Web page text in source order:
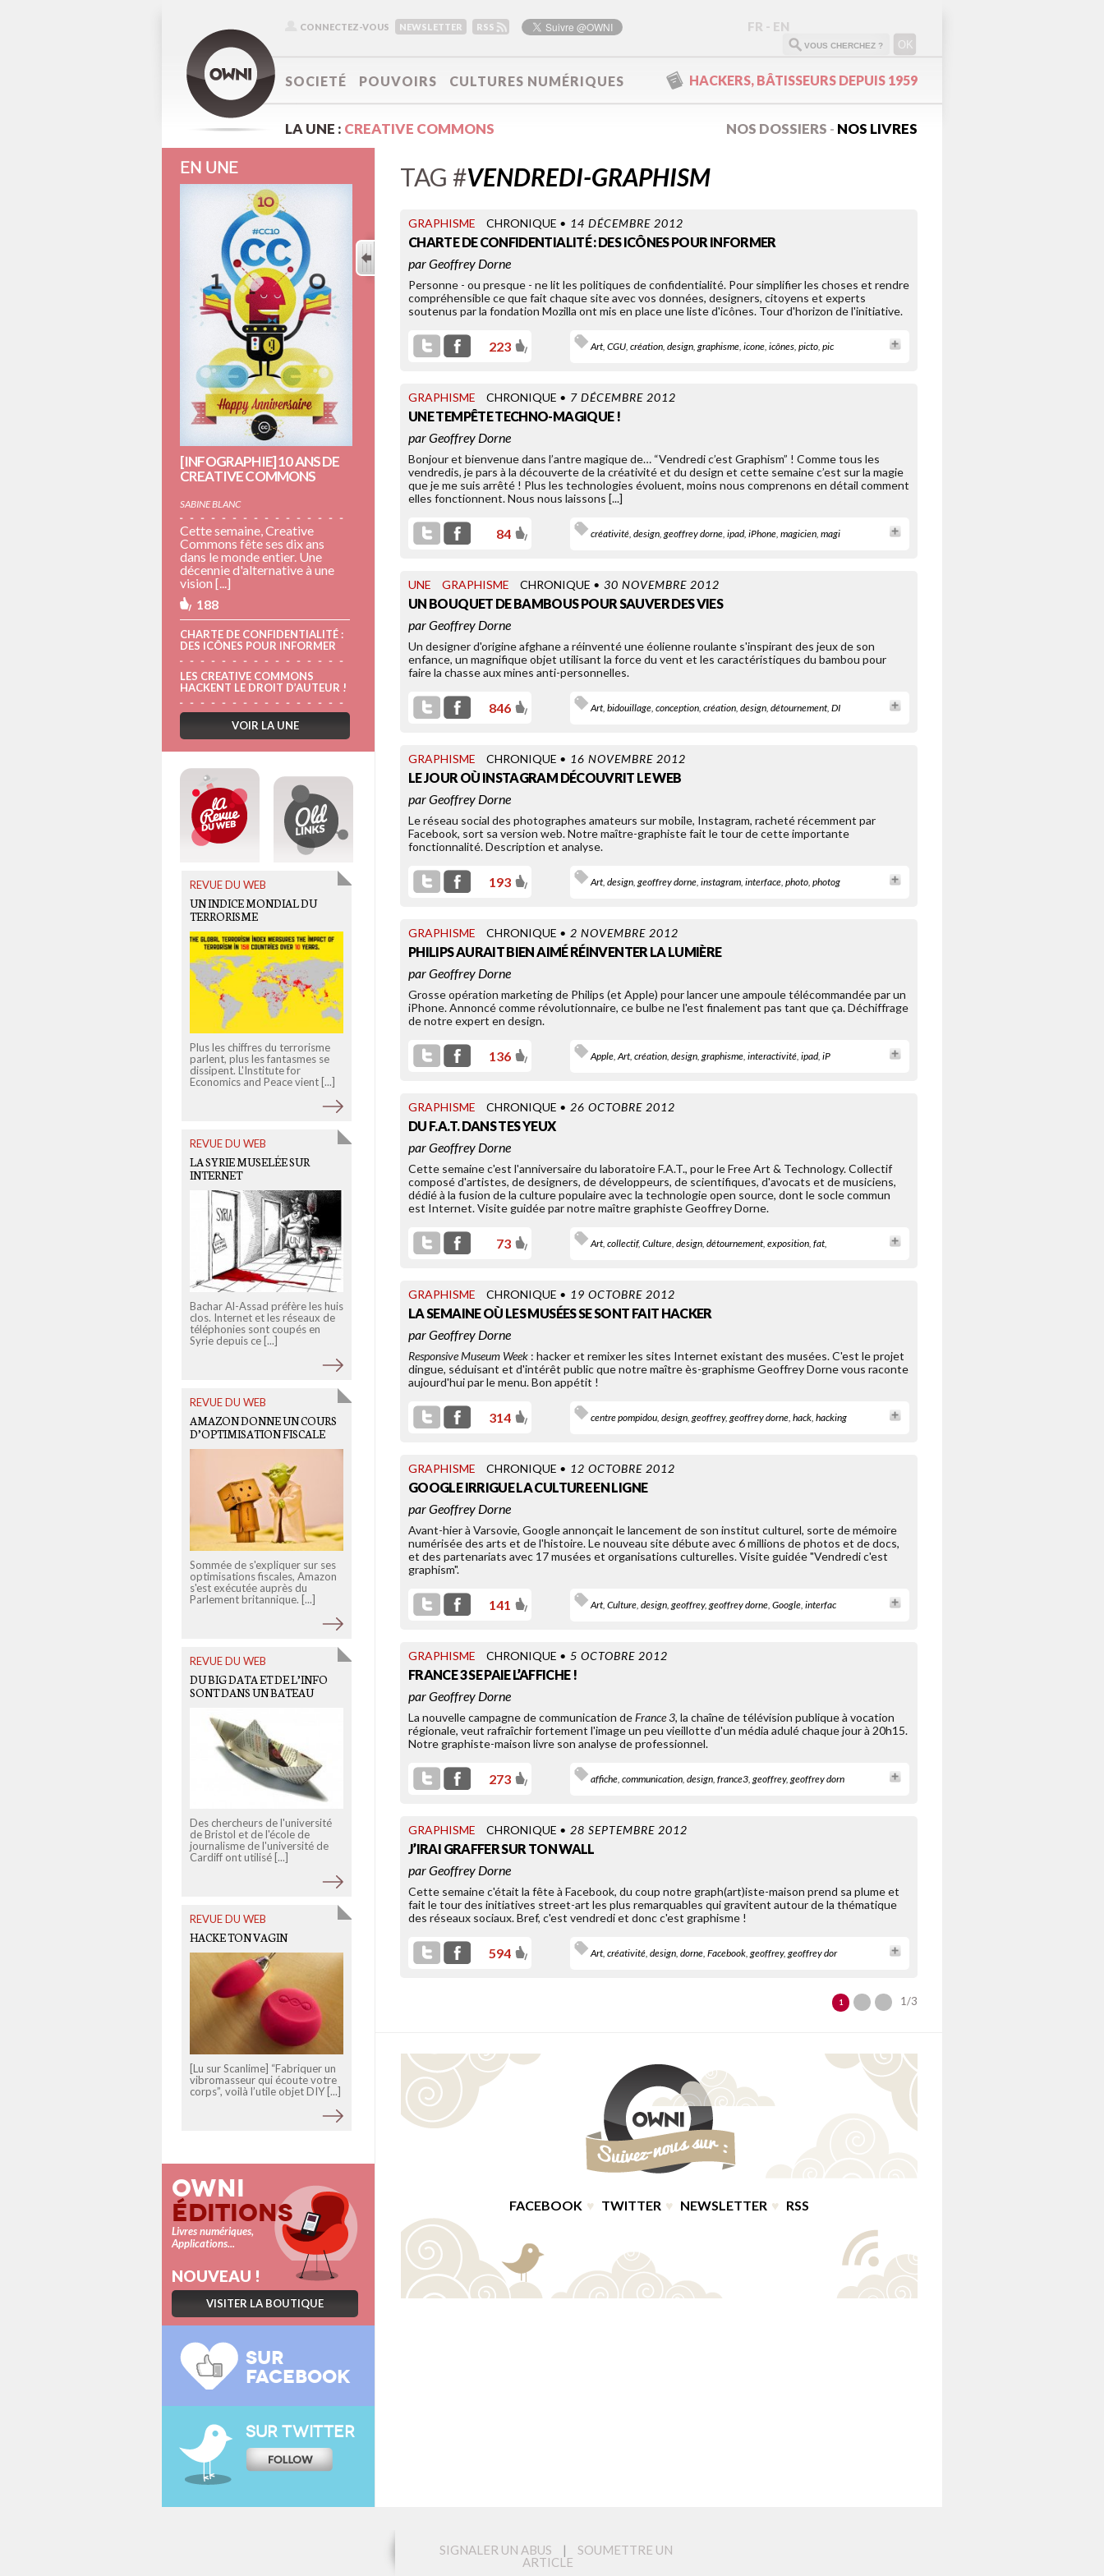
CONNECTEZ-VOUS NEWSLETTER RSS FR - EN
SOCIETÉ POUVOIRS CULTURES NUMÉRIQUES HACKERS, BÂTISSEURS DEPUIS 1959
LA UNE : CREATIVE COMMONS NOS DOSSIERS - NOS LIVRES
TAG #VENDREDI-GRAPHISM
GRAPHISME CHRONIQUE • 14 DÉCEMBRE 2012
CHARTE DE CONFIDENTIALITÉ : DES ICÔNES POUR INFORMER
parGeoffrey Dorne
Personne - ou presque - ne lit les politiques de confidentialité. Pour simplifier les choses et rendre
compréhensible ce que fait chaque site avec vos données, designers, citoyens et experts
soutenus par la fondation Mozilla ont mis en place une liste d'icônes. Tour d'horizon de l'initiative.
223 Art, CGU, création, design, graphisme, icone, icônes, picto, pic
GRAPHISME CHRONIQUE • 7 DÉCEMBRE 2012
UNE TEMPÊTE TECHNO-MAGIQUE !
parGeoffrey Dorne
Bonjour et bienvenue dans l’antre magique de… “Vendredi c’est Graphism” ! Comme tous les
vendredis, je pars à la découverte de la créativité et du design et cette semaine c’est sur la magie
que je me suis arrêté ! Plus les technologies évoluent, moins nous comprenons en détail comment
elles fonctionnent. Nous nous laissons [...]
84 créativité, design, geoffrey dorne, ipad, iPhone, magicien, magi
UNE GRAPHISME CHRONIQUE • 30 NOVEMBRE 2012
UN BOUQUET DE BAMBOUS POUR SAUVER DES VIES
parGeoffrey Dorne
Un designer d'origine afghane a réinventé une éolienne roulante s'inspirant des jeux de son
enfance, un magnifique objet utilisant la force du vent et les caractéristiques du bambou pour
faire la chasse aux mines anti-personnelles.
846 Art, bidouillage, conception, création, design, détournement, DI
GRAPHISME CHRONIQUE • 16 NOVEMBRE 2012
LE JOUR OÙ INSTAGRAM DÉCOUVRIT LE WEB
parGeoffrey Dorne
Le réseau social des photographes amateurs sur mobile, Instagram, racheté récemment par
Facebook, sort sa version web. Notre maître-graphiste fait le tour de cette importante
fonctionnalité. Description et analyse.
193 Art, design, geoffrey dorne, instagram, interface, photo, photog
GRAPHISME CHRONIQUE • 2 NOVEMBRE 2012
PHILIPS AURAIT BIEN AIMÉ RÉINVENTER LA LUMIÈRE
parGeoffrey Dorne
Grosse opération marketing de Philips (et Apple) pour lancer une ampoule télécommandée par un
iPhone. Annoncé comme révolutionnaire, ce bulbe ne l'est finalement pas tant que ça. Déchiffrage
de notre expert en design.
136 Apple,Art, création, design, graphisme, interactivité, ipad, iP
GRAPHISME CHRONIQUE • 26 OCTOBRE 2012
DU F.A.T. DANS TES YEUX
parGeoffrey Dorne
Cette semaine c'est l'anniversaire du laboratoire F.A.T., pour le Free Art & Technology. Collectif
composé d'artistes, de designers, de développeurs, de scientifiques, d'avocats et de musiciens,
dédié à la fusion de la culture populaire avec la technologie open source, dont le socle commun
est Internet. Visite guidée par notre maître graphiste Geoffrey Dorne.
73 Art, collectif, Culture, design, détournement, exposition, fat,
GRAPHISME CHRONIQUE • 19 OCTOBRE 2012
LA SEMAINE OÙ LES MUSÉES SE SONT FAIT HACKER
parGeoffrey Dorne
Responsive Museum Week : hacker et remixer les sites Internet existant des musées. C'est le projet
dingue, séduisant et d'intérêt public que notre maître ès-graphisme Geoffrey Dorne vous raconte
aujourd'hui par le menu. Bon appétit !
314 centre pompidou, design, geoffrey, geoffrey dorne, hack, hacking
GRAPHISME CHRONIQUE • 12 OCTOBRE 2012
GOOGLE IRRIGUE LA CULTURE EN LIGNE
parGeoffrey Dorne
Avant-hier à Varsovie, Google annonçait le lancement de son institut culturel, sorte de mémoire
numérisée des arts et de l'histoire. Le nouveau site débute avec 6 millions de photos et de docs,
et des partenariats avec 17 musées et organisations culturelles. Visite guidée "Vendredi c'est
graphism".
141 Art, Culture, design, geoffrey, geoffrey dorne, Google, interfac
GRAPHISME CHRONIQUE • 5 OCTOBRE 2012
FRANCE 3 SE PAIE L’AFFICHE !
parGeoffrey Dorne
La nouvelle campagne de communication deFrance 3, la chaîne de télévision publique à vocation
régionale, veut rafraîchir fortement l'image un peu vieillotte d'un média adulé chaque jour à 20h15.
Notre graphiste-maison livre son analyse de professionnel.
273 affiche, communication, design, france3, geoffrey, geoffrey dorn
GRAPHISME CHRONIQUE • 28 SEPTEMBRE 2012
J’IRAI GRAFFER SUR TON WALL
parGeoffrey Dorne
Cette semaine c'était la fête à Facebook, du coup notre graph(art)iste-maison prend sa plume et
fait le tour des initiatives street-art les plus remarquables qui gravitent autour de la thématique
des réseaux sociaux. Bref, c'est vendredi et donc c'est graphisme !
594 Art, créativité, design, dorne, Facebook, geoffrey, geoffrey dor
1/3
1
FACEBOOK ♥ TWITTER ♥ NEWSLETTER ♥ RSS
EN UNE
[INFOGRAPHIE] 10 ANS DE
CREATIVE COMMONS
SABINE BLANC
Cette semaine, Creative
Commons fête ses dix ans
dans le monde entier. Une
décennie d'alternative à une
vision [...]
188
CHARTE DE CONFIDENTIALITÉ :
DES ICÔNES POUR INFORMER
LES CREATIVE COMMONS
HACKENT LE DROIT D’AUTEUR !
VOIR LA UNE
REVUE DU WEB
UN INDICE MONDIAL DU
TERRORISME
Plus les chiffres du terrorisme
parlent, plus les fantasmes se
dissipent. L'Institute for
Economics and Peace vient [...]
REVUE DU WEB
LA SYRIE MUSELÉE SUR
INTERNET
Bachar Al-Assad préfère les huis
clos. Internet et les réseaux de
téléphonies sont coupés en
Syrie depuis ce [...]
REVUE DU WEB
AMAZON DONNE UN COURS
D’OPTIMISATION FISCALE
Sommée de s'expliquer sur ses
optimisations fiscales, Amazon
s'est exécutée auprès du
Parlement britannique. [...]
REVUE DU WEB
DU BIG DATA ET DE L’INFO
SONT DANS UN BATEAU
Des chercheurs de l'université
de Bristol et de l'école de
journalisme de l'université de
Cardiff ont utilisé [...]
REVUE DU WEB
HACKE TON VAGIN
[Lu sur Scanlime] “Fabriquer un
vibromasseur qui écoute votre
corps”, voilà l’utile objet DIY [...]
Nicolas Sarkozy ne veut pas
"civiliser" l'Internet, il veut le
"coloniser". Non content d'avoir
OLD LINKS
[MÀJ] BOTZARIS, TERRITOIRE
ANNEXÉ PAR L’AMBASSADE
DE TUNISIE
Vendredi, l'ambassade de
Tunisie a annexé l'ancien QG
parisien du parti de Ben Ali,
situé au 36 rue Botzaris. Une [...]
LES RÉSEAUX SOCIAUX AU
Un smartphone, ça sert à
prendre ton cousin en photo à
sa soirée d'anniversaire pour la
CHARTE DE
CONFIDENTIALITÉ : DES
ICÔNES POUR INFORMER
les politiques de confidentialité.
Pour simplifier les choses et
rendre [...]
Owni
Éditions
Livres numériques,
Applications...
NOUVEAU !
VISITER LA BOUTIQUE
SUR
FACEBOOK
SUR TWITTER
SIGNALER UN ABUS |
SOUMETTRE UN
ARTICLE